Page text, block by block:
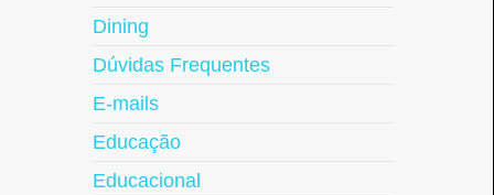
Dining
Dúvidas Frequentes
E-mails
Educação
Educacional